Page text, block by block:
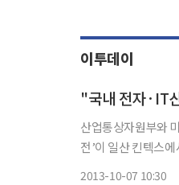
이투데이
"국내 전자·IT
산업통상자원부와
전’이 일산 킨텍스에서 개최된다고 밝혔다. 전자정보통신산
2013-10-07 10:30